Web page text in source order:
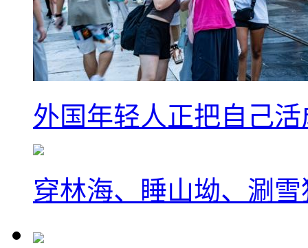
外国年轻人正把自己活
穿林海、睡山坳、涮